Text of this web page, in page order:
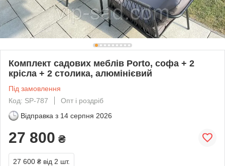
Комплект садових меблів Porto, софа + 2
крісла + 2 столика, алюмінієвий
Під замовлення
Код: SP-787
Опт і роздріб
Відправка з 14 серпня 2026
27 800 ₴
27 600 ₴ від 2 шт.